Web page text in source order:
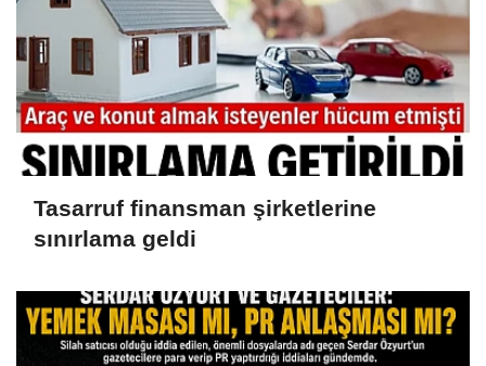
Tasarruf finansman şirketlerine
sınırlama geldi